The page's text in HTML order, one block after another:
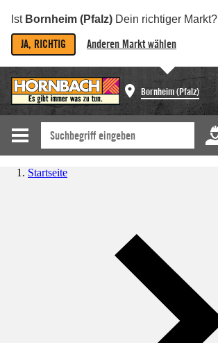
Ist Bornheim (Pfalz) Dein richtiger Markt?
JA, RICHTIG Anderen Markt wählen
Bornheim (Pfalz)
Startseite